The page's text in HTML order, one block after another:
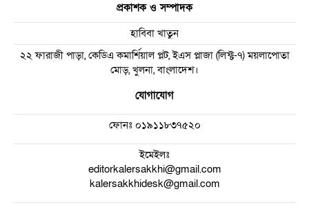
প্রকাশক ও সম্পাদক
হাবিবা খাতুন
২২ ফারাজী পাড়া, কেডিএ কমার্শিয়াল প্লট, ইএস প্লাজা (লিফ্ট-৭) ময়লাপোতা
মোড়, খুলনা, বাংলাদেশ।
যোগাযোগ
ফোনঃ০১৯১১৮৩৭৫২০
ইমেইলঃ
editorkalersakkhi@gmail.com
kalersakkhidesk@gmail.com